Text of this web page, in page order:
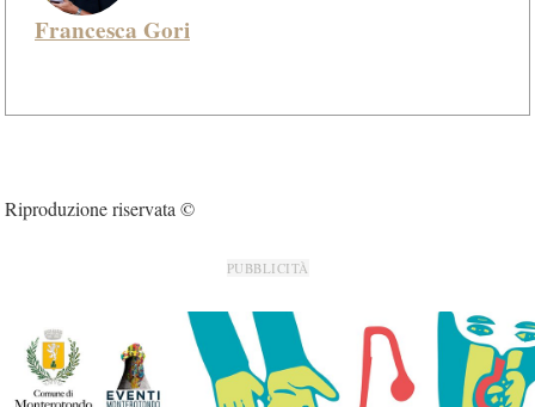
Francesca Gori
Riproduzione riservata ©
PUBBLICITÀ